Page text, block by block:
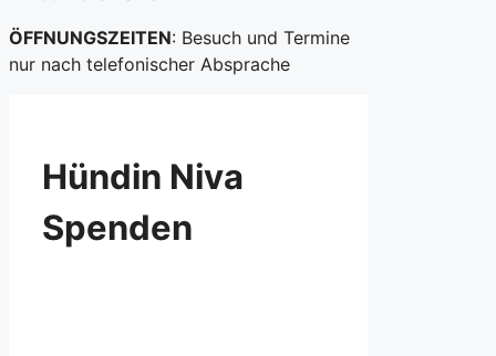
ÖFFNUNGSZEITEN: Besuch und Termine
nur nach telefonischer Absprache
Hündin Niva
Spenden